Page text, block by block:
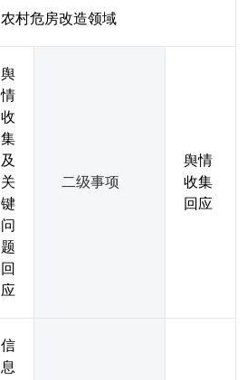
农村危房改造领域
舆
情
收
集
及
关
键
问
题
回
应
二级事项
舆情
收集
回应
信
息